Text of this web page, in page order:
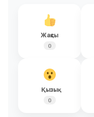
Жақсы
0
Қызық
0